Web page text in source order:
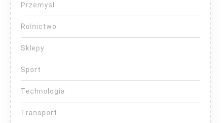
Przemysł
Rolnictwo
Sklepy
Sport
Technologia
Transport